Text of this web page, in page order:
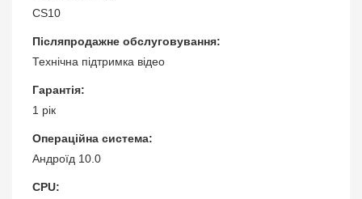
CS10
Післяпродажне обслуговування:
Технічна підтримка відео
Гарантія:
1 рік
Операційна система:
Андроїд 10.0
CPU: